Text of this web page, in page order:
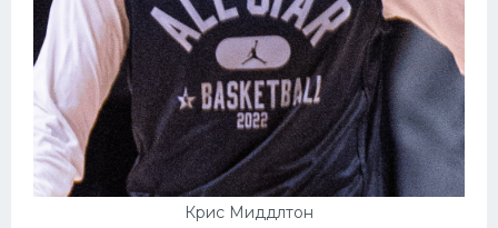
Крис Миддлтон